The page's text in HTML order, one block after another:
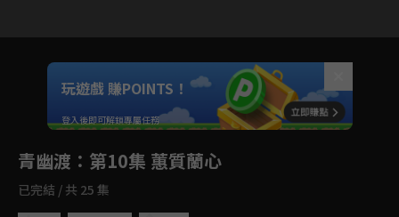
Unmute
如有不便請見諒
玩遊戲 賺POINTS！
登入後即可解鎖專屬任務
青幽渡 ：第10集 蕙質蘭心
已完結 / 共 25 集